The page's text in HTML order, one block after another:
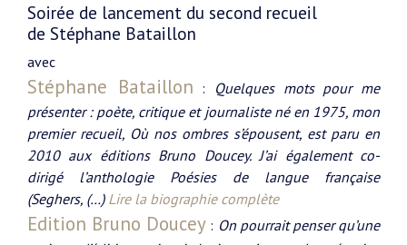
Soirée de lancement du second recueil
de Stéphane Bataillon
avec
Stéphane Bataillon : Quelques mots pour me
présenter : poète, critique et journaliste né en 1975, mon
premier recueil, Où nos ombres s’épousent, est paru en
2010 aux éditions Bruno Doucey. J’ai également co-
dirigé l’anthologie Poésies de langue française
(Seghers, (…) Lire la biographie complète
Edition Bruno Doucey : On pourrait penser qu’une